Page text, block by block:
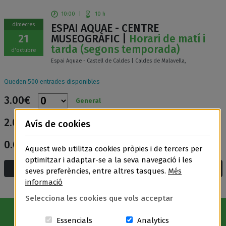
dimecres
21
d'octubre
10:00 10 h
ESPAI AQUAE - CENTRE
MUSEOGRÀFIC | Horari de matí i
tarda (segons temporada)
Espai Aquae - Castell de Caldes | Caldes de Malavella,
Queden 500 entrades disponibles
3.00€ General
2.00€ Entrada reduïda
0.00€ Entrada gratuïta
Afegeix a la cistella i compra
Avís Legal|Política de privacitat|Política de cookies
Avís de cookies
Aquest web utilitza cookies pròpies i de tercers per
optimitzar i adaptar-se a la seva navegació i les
seves preferències, entre altres tasques. Més
informació
Selecciona les cookies que vols acceptar
Essencials Aquestes cookies són essencials
AnalyticsCookies related